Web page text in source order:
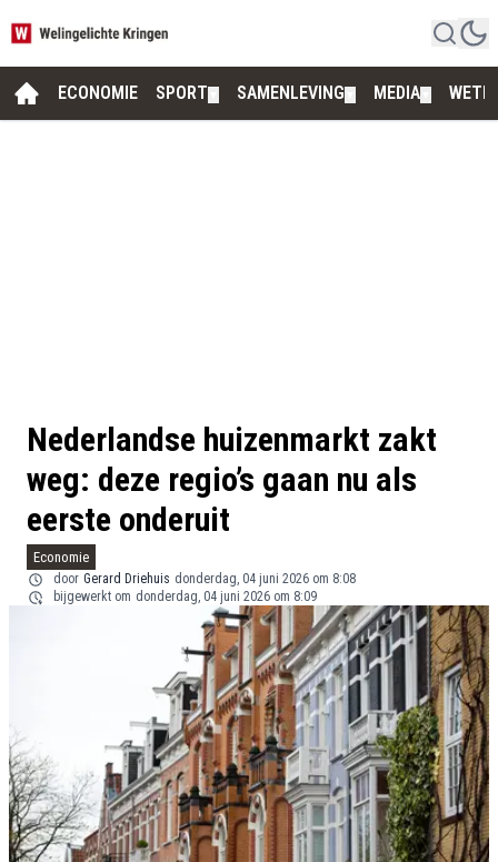
ECONOMIE SPORT SAMENLEVING MEDIA
Nederlandse huizenmarkt zakt
weg: deze regio’s gaan nu als
eerste onderuit
Economie
door Gerard Driehuis donderdag, 04 juni 2026 om 8:08
bijgewerkt om donderdag, 04 juni 2026 om 8:09